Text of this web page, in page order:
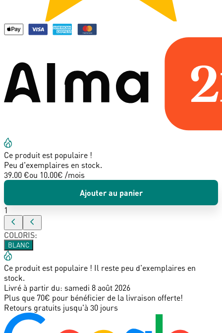
Ce produit est populaire !
Peu d'exemplaires en stock.
39.00 €ou 10.00€ /mois
Ajouter au panier
1
COLORIS:
BLANC
Ce produit est populaire ! Il reste peu d'exemplaires en
stock.
Livré à partir du: samedi 8 août 2026
Plus que 70€ pour bénéficier de la livraison offerte!
Retours gratuits jusqu'à 30 jours